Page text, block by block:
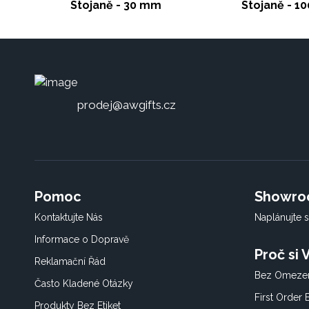
Stojaně - 30 mm Stojaně -
prodej@awgifts.cz
Pomoc
Kontaktujte Nás
Informace o Dopravě
Reklamační Řád
Často Kladené Otázky
Produkty Bez Etiket
Naplánujte
Proč si
Bez
First Order